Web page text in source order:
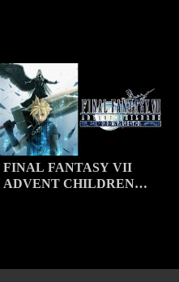
FINAL FANTASY VII
ADVENT CHILDREN